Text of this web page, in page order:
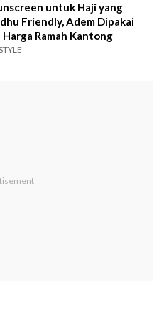
untuk Haji yang
Friendly, Adem Dipakai
Harga Ramah Kantong